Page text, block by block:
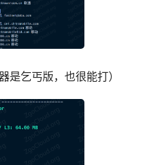
是乞丐版，也很能打）